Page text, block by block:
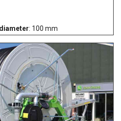
: 100 mm